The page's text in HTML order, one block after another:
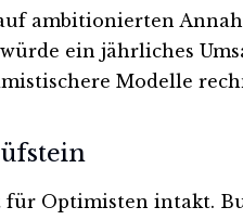
ambitionierten
ein jährliches
Modelle
Optimisten intakt.